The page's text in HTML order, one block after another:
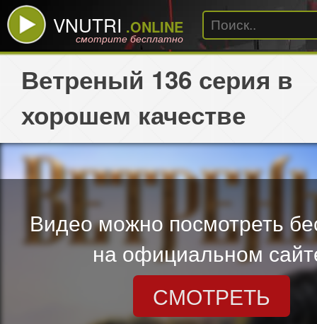
VNUTRI .ONLINE
смотрите бесплатно
Ветреный 136 серия в
хорошем качестве
Видео можно посмотреть
на официальном
СМОТРЕТЬ